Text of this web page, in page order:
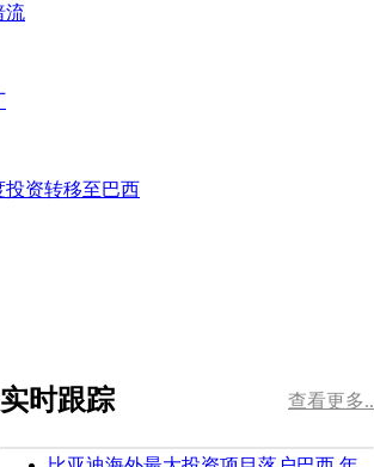
查看更多..
实时跟踪